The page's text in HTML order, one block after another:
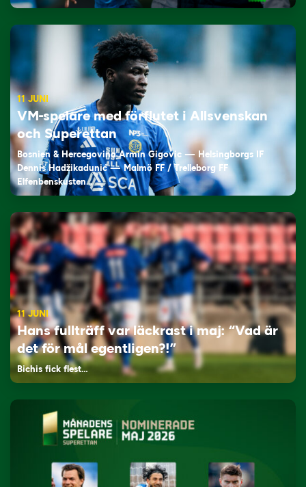
11 JUNI
VM-spelare med förflutet i Allsvenskan
och Superettan
Bosnien & Hercegovina Armin Gigovic — Helsingborgs IF
Dennis Hadžikadunić — Malmö FF / Trelleborg FF
Elfenbenskusten…
11 JUNI
Hans fullträff var läckrast i maj: “Vad är
det för mål egentligen?!”
Bichis fick flest…